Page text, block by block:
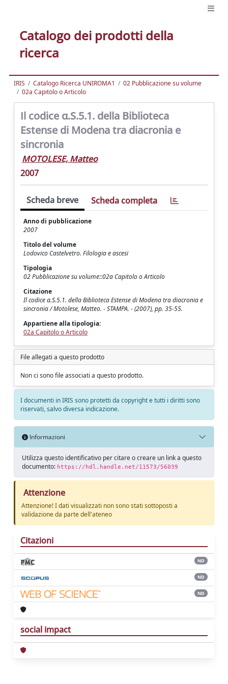
Catalogo dei prodotti della
ricerca
IRIS Catalogo Ricerca UNIROMA1
02 Pubblicazione su volume
02a Capitolo o Articolo
Il codice α.S.5.1. della Biblioteca
Estense di Modena tra diacronia e
sincronia
MOTOLESE, Matteo
2007
Scheda breve Scheda completa
Anno di pubblicazione
2007
Titolo del volume
Lodovico Castelvetro. Filologia e ascesi
Tipologia
02 Pubblicazione su volume::02a Capitolo o Articolo
Citazione
Il codice α.S.5.1. della Biblioteca Estense di Modena tra diacronia e
sincronia / Motolese, Matteo. - STAMPA. - (2007), pp. 35-55.
Appartiene alla tipologia:
02a Capitolo o Articolo
File allegati a questo prodotto
Non ci sono file associati a questo prodotto.
I documenti in IRIS sono protetti da copyright e tutti i diritti sono
riservati, salvo diversa indicazione.
Informazioni
Utilizza questo identificativo per citare o creare un link a questo
documento: https://hdl.handle.net/11573/56039
Attenzione
Attenzione! I dati visualizzati non sono stati sottoposti a
validazione da parte dell'ateneo
Citazioni
ND
ND
ND
social impact